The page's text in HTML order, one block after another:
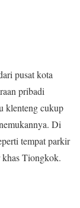
pusat kota
pribadi
klenteng cukup
Di
tempat parkir
khas Tiongkok.